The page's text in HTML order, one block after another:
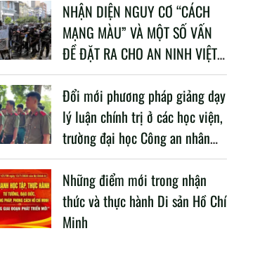
NHẬN DIỆN NGUY CƠ “CÁCH
MẠNG MÀU” VÀ MỘT SỐ VẤN
ĐỀ ĐẶT RA CHO AN NINH VIỆT
NAM TRONG BỐI CẢNH HIỆN
NAY
Đổi mới phương pháp giảng dạy
lý luận chính trị ở các học viện,
trường đại học Công an nhân
dân trong Cách mạng công
nghiệp lần thứ tư
Những điểm mới trong nhận
thức và thực hành Di sản Hồ Chí
Minh